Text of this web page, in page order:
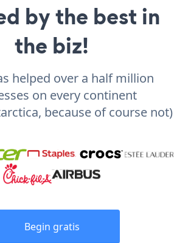
by the best in
the biz!
helped over a half million
on every continent
because of course not)
Begin gratis